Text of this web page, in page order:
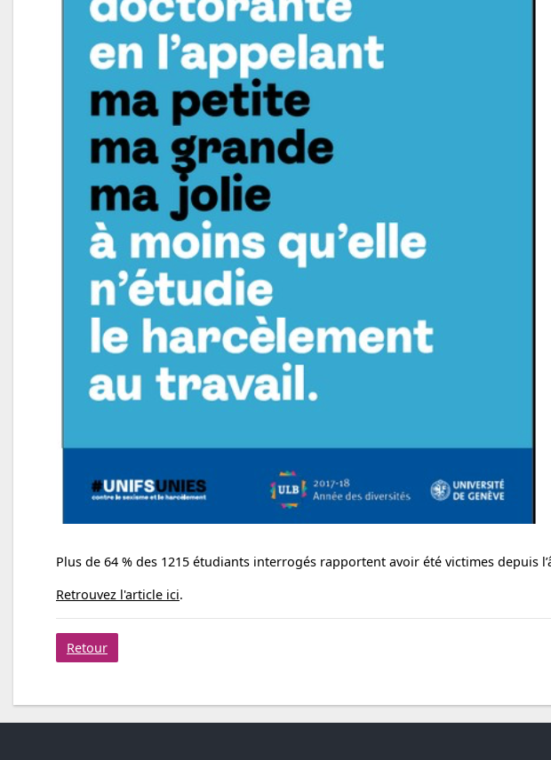
Plus de 64 % des 1215 étudiants interrogés rapportent avoir été victimes depuis
Retrouvez l'article ici.
Retour